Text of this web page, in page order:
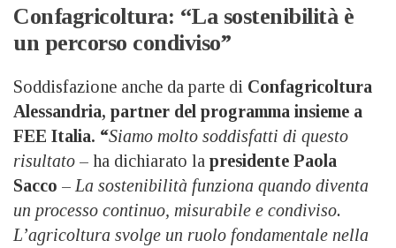
Confagricoltura: “La sostenibilità è
un percorso condiviso”
Soddisfazione anche da parte di Confagricoltura
Alessandria, partner del programma insieme a
FEE Italia. “Siamo molto soddisfatti di questo
risultato – ha dichiarato la presidente Paola
Sacco – La sostenibilità funziona quando diventa
un processo continuo, misurabile e condiviso.
L’agricoltura svolge un ruolo fondamentale nella